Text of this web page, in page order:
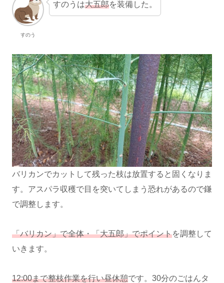
すのう
すのうは大五郎を装備した。
バリカンでカットして残った枝は放置すると固くなりま
す。アスパラ収穫で目を突いてしまう恐れがあるので鎌
で調整します。
「バリカン」で全体・「大五郎」でポイントを調整して
いきます。
12:00まで整枝作業を行い昼休憩です。30分のごはんタ